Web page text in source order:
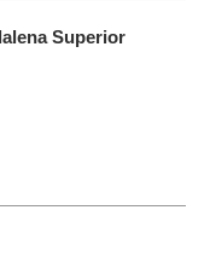
Superior